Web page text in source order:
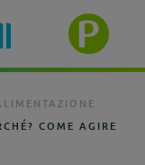
COME AGIRE